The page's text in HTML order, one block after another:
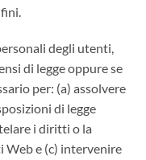
degli utenti,
di legge oppure se
per: (a) assolvere
di legge
i diritti o la
Web e (c) intervenire